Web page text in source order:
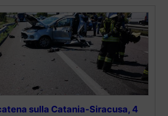
sulla Catania-Siracusa, 4